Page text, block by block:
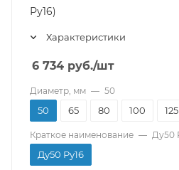
Ру16)
Характеристики
6 734 руб./шт
Диаметр, мм — 50
50 65 80 100 125
Краткое наименование — Ду50
Ду50 Ру16